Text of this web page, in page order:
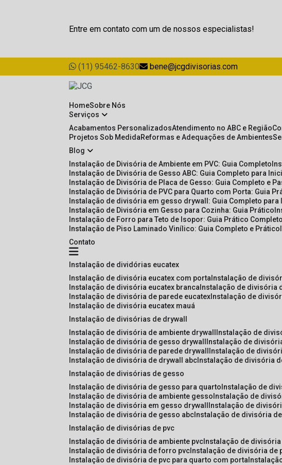
Entre em contato com um de nossos especialistas!
(11) 95462-8630 bene@jcgdivisorias.com
Home Sobre Nós
Serviços
Acabamentos Personalizados Atendimento no ABC e Região
Projetos Sob Medida
Reformas e Adequações de Ambientes
Blog
Instalação de Divisória de Ambiente em PVC: Guia Completo
Instalação de Divisória de Gesso ABC: Guia Completo para
Instalação de Divisória de Placa de Gesso: Guia Completo e
Instalação de Divisória de PVC para Quarto com Porta: Guia
Instalação de divisória em gesso drywall: Guia Completo para
Instalação de Divisória em Gesso para Cozinha: Guia Prático
Instalação de Forro para Teto de Isopor: Guia Prático Completo
Instalação de Piso Laminado Vinílico: Guia Completo e Prático
Contato
instalação de dividórias eucatex
instalação de divisória eucatex com porta instalação de
instalação de divisória eucatex branca instalação de divisória
instalação de divisória de parede eucatex instalação de
instalação de divisória eucatex mauá
instalação de divisórias de drywall
instalação de divisória de ambiente drywall
instalação de
instalação de divisória de gesso drywall
instalação de
instalação de divisória de parede drywall
instalação de
instalação de divisória de drywall abc instalação de divisória
instalação de divisórias de gesso
instalação de divisória de gesso para quarto instalação de
instalação de divisória de ambiente gesso instalação de
instalação de divisória em gesso drywall
instalação de
instalação de divisória de gesso abc instalação de divisória
instalação de divisórias de pvc
instalação de divisória de ambiente pvc instalação de
instalação de divisória de forro pvc instalação de divisória de
instalação de divisória de pvc para quarto com porta